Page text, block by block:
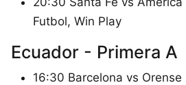
Futbol, Win Play
Ecuador - Primera A
16:30 Barcelona vs